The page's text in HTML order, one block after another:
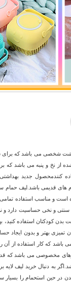
شخصی می باشد که
از نخ و پنبه می باشد که
کنندمحصول جدید
های قدیمی باشد.لیف حمام
است و مناسب استفاده تمامی
سنتی و نخی حساسیت دارد و
کودکتان استفاده کنید،
تمیزی بهتر و بدون ایجاد
که کار استفاده از آن
مخصوصی می باشد که
به دنبال خرید لیف لایه
در حین استحمام را بسیار